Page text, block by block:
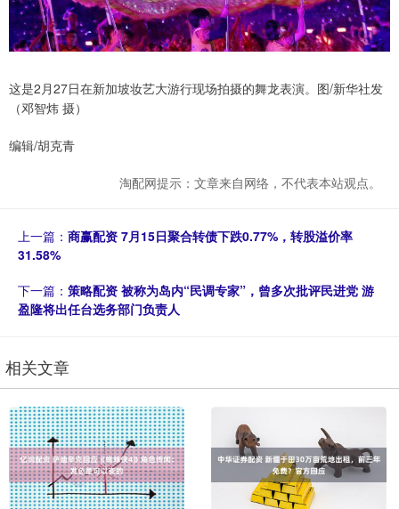
这是2月27日在新加坡妆艺大游行现场拍摄的舞龙表演。图/新华社发
（邓智炜 摄）
编辑/胡克青
淘配网提示：文章来自网络，不代表本站观点。
上一篇： 商赢配资 7月15日聚合转债下跌0.77%，转股溢价率
31.58%
下一篇： 策略配资 被称为岛内“民调专家”，曾多次批评民进党 游
盈隆将出任台选务部门负责人
相关文章